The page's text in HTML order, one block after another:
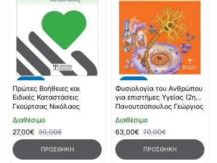
Διαθέσιμο
Πρώτες Βοήθειες και
Ειδικές Καταστάσεις
Γκούρτσας Νικόλαος
27,00€ 30,00€
ΠΡΟΣΘΉΚΗ
Διαθέσιμο
Φυσιολογία του Ανθρώπου
για επιστήμες Υγείας (2η
Έκδοση)
Πανουτσόπουλος Γεώργιος
63,00€ 70,00€
ΠΡΟΣΘΉΚΗ